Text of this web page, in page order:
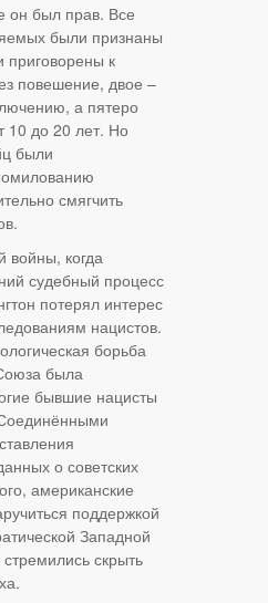
он был прав. Все
были признаны
к
повешение, двое –
а пятеро
10 до 20 лет. Но
были
смягчить
войны, когда
судебный процесс
потерял интерес
нацистов.
борьба
была
бывшие нацисты
о советских
американские
поддержкой
Западной
скрыть